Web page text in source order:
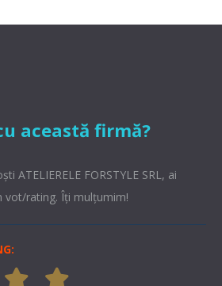
această firmă?
ATELIERELE FORSTYLE SRL, ai
vot/rating. Îți mulțumim!